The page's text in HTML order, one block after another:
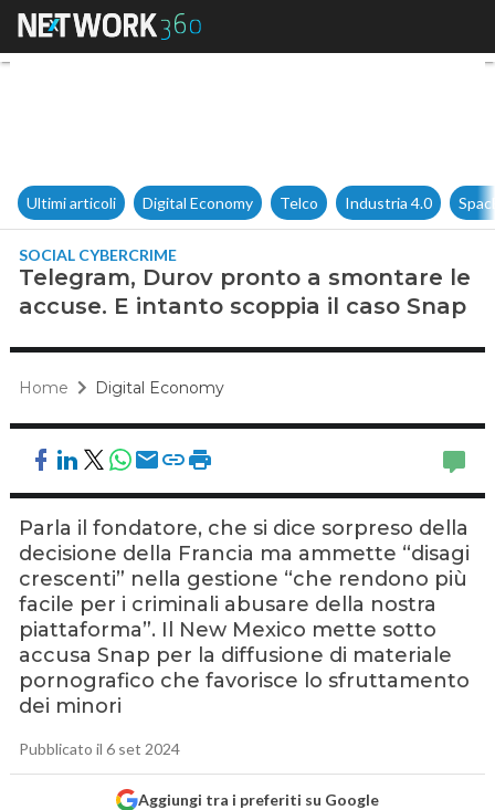
Telegram, Durov pronto a
Ultimi articoli Digital Economy Telco Industria 4.0
SOCIAL CYBERCRIME
Telegram, Durov pronto a smontare le
accuse. E intanto scoppia il caso Snap
Home Digital Economy
Parla il fondatore, che si dice sorpreso della
decisione della Francia ma ammette “disagi
crescenti” nella gestione “che rendono più
facile per i criminali abusare della nostra
piattaforma”. Il New Mexico mette sotto
accusa Snap per la diffusione di materiale
pornografico che favorisce lo sfruttamento
dei minori
Pubblicato il 6 set 2024
Aggiungi tra i preferiti su Google